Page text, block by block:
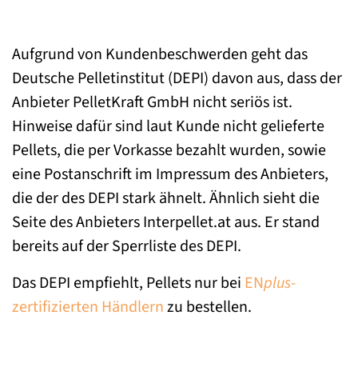
Aufgrund von Kundenbeschwerden geht das
Deutsche Pelletinstitut (DEPI) davon aus, dass der
Anbieter PelletKraft GmbH nicht seriös ist.
Hinweise dafür sind laut Kunde nicht gelieferte
Pellets, die per Vorkasse bezahlt wurden, sowie
eine Postanschrift im Impressum des Anbieters,
die der des DEPI stark ähnelt. Ähnlich sieht die
Seite des Anbieters Interpellet.at aus. Er stand
bereits auf der Sperrliste des DEPI.
Das DEPI empfiehlt, Pellets nur bei ENplus-
zertifizierten Händlernzu bestellen.